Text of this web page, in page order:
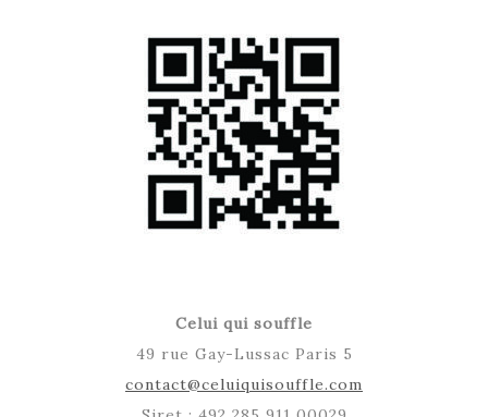
Celui qui souffle
49 rue Gay-Lussac Paris 5
contact@celuiquisouffle.com